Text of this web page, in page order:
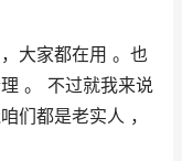
大家都在用 。也
。 不过就我来说
们都是老实人 ，